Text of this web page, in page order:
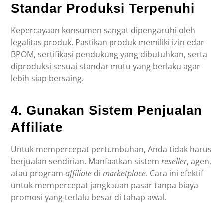
Standar Produksi Terpenuhi
Kepercayaan konsumen sangat dipengaruhi oleh
legalitas produk. Pastikan produk memiliki izin edar
BPOM, sertifikasi pendukung yang dibutuhkan, serta
diproduksi sesuai standar mutu yang berlaku agar
lebih siap bersaing.
4. Gunakan Sistem Penjualan
Affiliate
Untuk mempercepat pertumbuhan, Anda tidak harus
berjualan sendirian. Manfaatkan sistemreseller, agen,
atau programaffiliate dimarketplace. Cara ini efektif
untuk mempercepat jangkauan pasar tanpa biaya
promosi yang terlalu besar di tahap awal.